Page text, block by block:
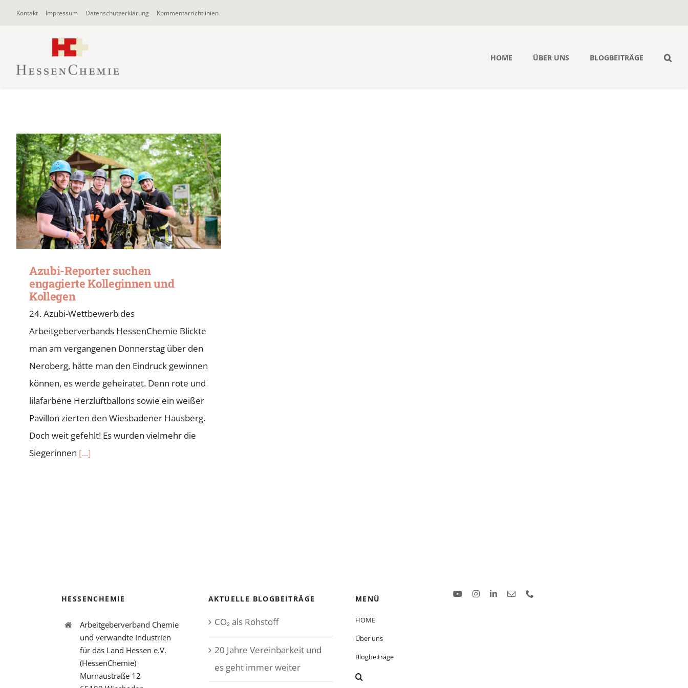
ZumKontakt Impressum Datenschutzerklärung Kommentarrichtlinien
HOME ÜBER UNS BLOGBEITRÄGE
Azubi-Reporter suchen
engagierte Kolleginnen und
Kollegen
24. Azubi-Wettbewerb des
Arbeitgeberverbands HessenChemie Blickte
man am vergangenen Donnerstag über den
Neroberg, hätte man den Eindruck gewinnen
können, es werde geheiratet. Denn rote und
lilafarbene Herzluftballons sowie ein weißer
Pavillon zierten den Wiesbadener Hausberg.
Doch weit gefehlt! Es wurden vielmehr die
Siegerinnen [...]
HESSENCHEMIE
Arbeitgeberverband Chemie
und verwandte Industrien
für das Land Hessen e.V.
(HessenChemie)
Murnaustraße 12
AKTUELLE BLOGBEITRÄGE
CO₂ als Rohstoff
20 Jahre Vereinbarkeit und
es geht immer weiter
MENÜ
HOME
Über uns
Blogbeiträge